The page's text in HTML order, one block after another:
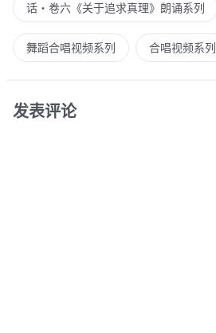
话・卷六《关于追求真理》朗诵系列
舞蹈合唱视频系列 合唱视频系列
发表评论